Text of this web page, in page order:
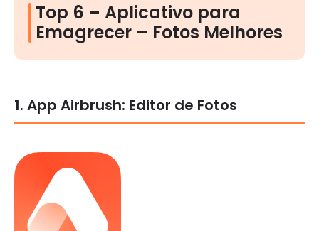
Top 6 – Aplicativo para
Emagrecer – Fotos Melhores
1. App Airbrush: Editor de Fotos